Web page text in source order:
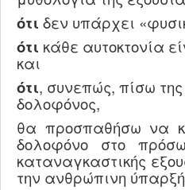
ότι δεν υπάρχει
ότι κάθε αυτοκτονία
και
ότι, συνεπώς, πίσω
δολοφόνος,
θα προσπαθήσω να
δολοφόνο στο
καταναγκαστικής
την ανθρώπινη